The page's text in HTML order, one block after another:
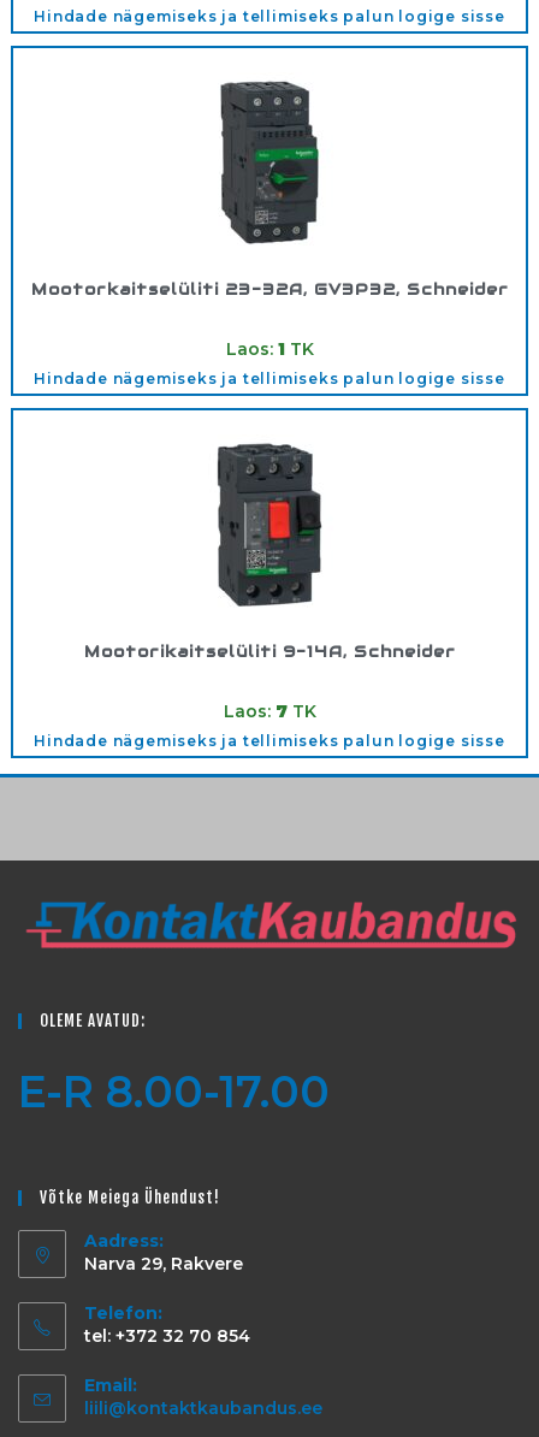
Hindade nägemiseks ja tellimiseks palun logige sisse
Mootorkaitselüliti 23-32A, GV3P32, Schneider
Laos: 1TK
Hindade nägemiseks ja tellimiseks palun logige sisse
Mootorikaitselüliti 9-14A, Schneider
Laos: 7TK
Hindade nägemiseks ja tellimiseks palun logige sisse
OLEME AVATUD:
E-R 8.00-17.00
Võtke Meiega Ühendust!
Aadress:
Narva 29, Rakvere
Telefon:
tel: +372 32 70 854
Email:
liili@kontaktkaubandus.ee